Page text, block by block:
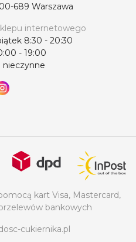
689 Warszawa
internetowego
8:30 - 20:30
- 19:00
nieczynne
kart Visa, Mastercard,
bankowych
cukiernika.pl